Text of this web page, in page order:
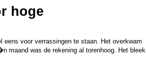
hoge
eens voor verrassingen te staan. Het overkwam
maand was de rekening al torenhoog. Het bleek